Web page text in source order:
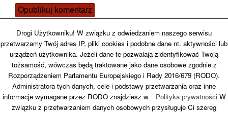
Potwierdź, że nie jesteś spamerem
Back to top
Mobile Desktop
Drogi Użytkowniku! W związku z odwiedzaniem naszego serwisu
przetwarzamy Twój adres IP, pliki cookies i podobne dane nt. aktywności lub
urządzeń użytkownika. Jeżeli dane te pozwalają zidentyfikować Twoją
tożsamość, wówczas będą traktowane jako dane osobowe zgodnie z
Rozporządzeniem Parlamentu Europejskiego i Rady 2016/679 (RODO).
Administratora tych danych, cele i podstawy przetwarzania oraz inne
informacje wymagane przez RODO znajdziesz w
Polityka prywatnościW
związku z przetwarzaniem danych osobowych przysługuje Ci szereg